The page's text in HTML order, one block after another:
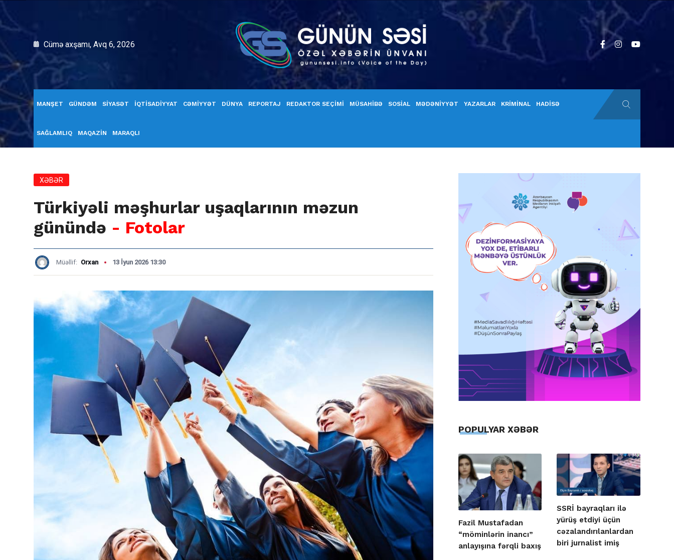
Cümə axşamı, Avq 6, 2026
MANŞET GÜNDƏM SİYASƏT İQTİSADİYYAT CƏMİYYƏT DÜNYA REPORTAJ REDAKTOR SEÇİMİ MÜSAHİBƏ SOSİAL MƏDƏNİYYƏT YAZARLAR KRİMİNAL HADİSƏ
SAĞLAMLIQ MAQAZİN MARAQLI
XƏBƏR
Türkiyəli məşhurlar uşaqlarının məzun
günündə - Fotolar
Müəllif: Orxan 13 İyun 2026 13:30
POPULYAR XƏBƏR
Fazil Mustafadan
“möminlərin inancı”
anlayışına fərqli baxış
SSRİ bayraqları ilə
yürüş etdiyi üçün
cəzalandırılanlardan
biri jurnalist imiş